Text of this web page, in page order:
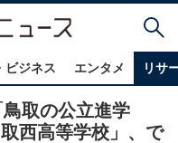
ビジネス エンタメ リサ
取の公立進学
西高等学校」、で